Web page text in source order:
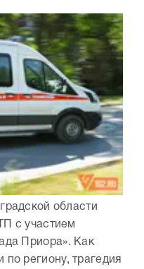
области
с участием
Приора». Как
региону, трагедия